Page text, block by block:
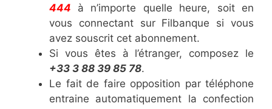
444 à n’importe quelle heure, soit en
vous connectant sur Filbanque si vous
avez souscrit cet abonnement.
Si vous êtes à l’étranger, composez le
+33 3 88 39 85 78.
Le fait de faire opposition par téléphone
entraine automatiquement la confection